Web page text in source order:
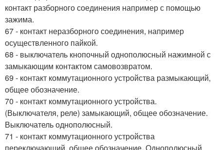
контакт разборного соединения например с помощью
зажима.
67 - контакт неразборного соединения, например
осуществленного пайкой.
68 - выключатель кнопочный однополюсный нажимной с
замыкающим контактом самовозвратом.
69 - контакт коммутационного устройства размыкающий,
общее обозначение.
70 - контакт коммутационного устройства.
(Выключателя, реле) замыкающий, общее обозначение.
Выключатель однополюсный.
71 - контакт коммутационного устройства
переключающий, общее обозначение. Однополюсный